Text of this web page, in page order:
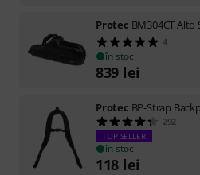
Protec BM304CT Alto
4
în stoc
839 lei
Protec BP-Strap
292
TOP SELLER
în stoc
118 lei